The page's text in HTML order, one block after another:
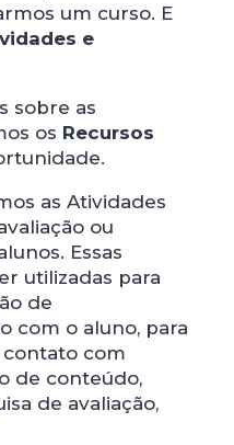
um curso. E
e
sobre as
os Recursos
as Atividades
ou
Essas
utilizadas para
de
com o aluno, para
com
de conteúdo,
de avaliação,